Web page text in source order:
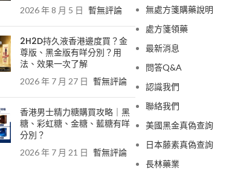
2026 年 8 月 5 日 暫無評論
2H2D持久液香港邊度買？金
尊版、黑金版有咩分別？用
法、效果一次了解
2026 年 7 月 27 日 暫無評論
香港男士精力糖購買攻略｜黑
糖、彩虹糖、金糖、藍糖有咩
分別？
2026 年 7 月 21 日 暫無評論
無處方箋購藥說明
處方箋領藥
最新消息
問答Q&A
認識我們
聯絡我們
美國黑金真偽查詢
日本藤素真偽查詢
長林藥業